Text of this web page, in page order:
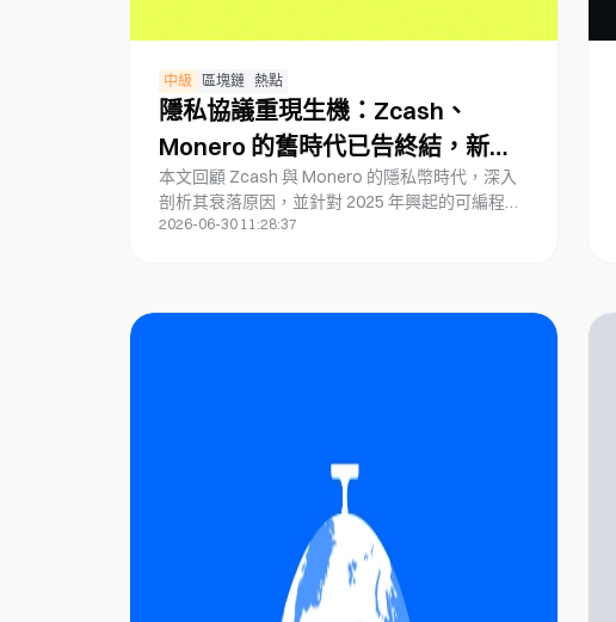
中級 區塊鏈 熱點
隱私協議重現生機：Zcash、
Monero 的舊時代已告終結，新的
隱私生態週期是否正要展開？
本文回顧 Zcash 與 Monero 的隱私幣時代，深入
剖析其衰落原因，並針對 2025 年興起的可編程隱
私協議（Aztec、Penumbra、Nocturne、FHE
2026-06-30 11:28:37